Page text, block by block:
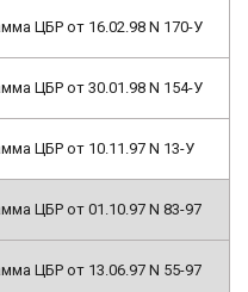
ЦБР от 16.02.98 N 170-У
ЦБР от 30.01.98 N 154-У
ЦБР от 10.11.97 N 13-У
ЦБР от 01.10.97 N 83-97
ЦБР от 13.06.97 N 55-97